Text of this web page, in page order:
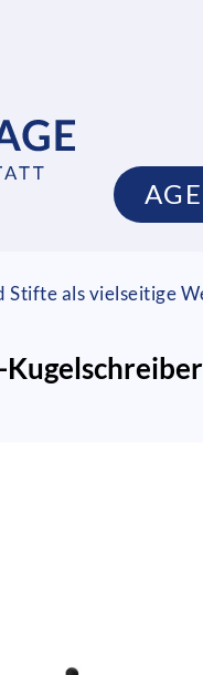
Stifte als vielseitige